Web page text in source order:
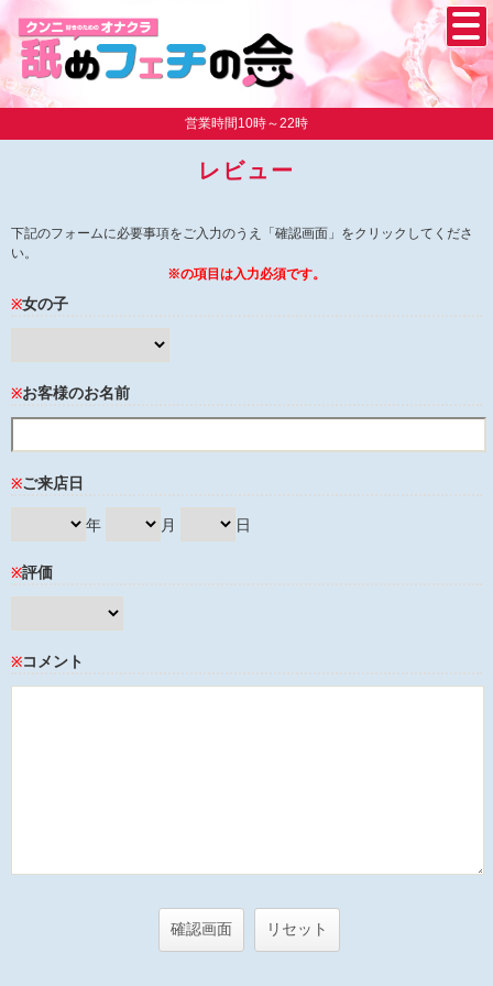
営業時間10時～22時
レビュー
下記のフォームに必要事項をご入力のうえ「確認画面」をクリックしてくださ
い。
※の項目は入力必須です。
※女の子
※お客様のお名前
※ご来店日
年 月 日
※評価
※コメント